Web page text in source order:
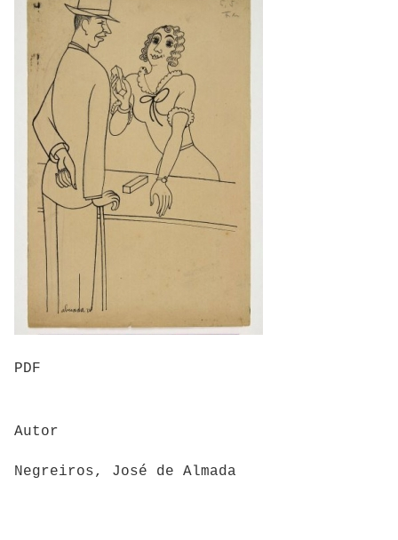
PDF
Autor
Negreiros, José de Almada